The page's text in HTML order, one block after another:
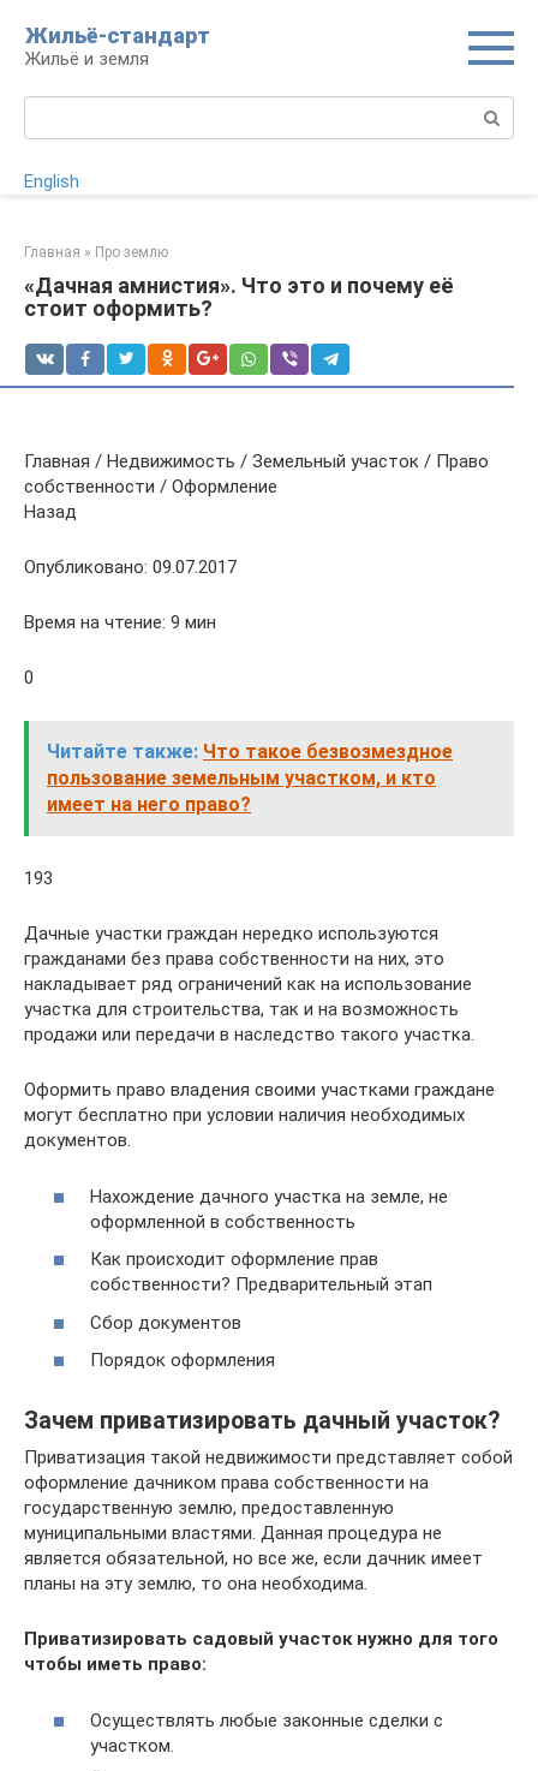
контенту
Жильё-стандарт
Жильё и земля
English
Главная » Про землю
«Дачная амнистия». Что это и почему её
стоит оформить?
Главная / Недвижимость / Земельный участок / Право
собственности / Оформление
Назад
Опубликовано: 09.07.2017
Время на чтение: 9 мин
0
Читайте также: Что такое безвозмездное
пользование земельным участком, и кто
имеет на него право?
193
Дачные участки граждан нередко используются
гражданами без права собственности на них, это
накладывает ряд ограничений как на использование
участка для строительства, так и на возможность
продажи или передачи в наследство такого участка.
Оформить право владения своими участками граждане
могут бесплатно при условии наличия необходимых
документов.
Нахождение дачного участка на земле, не
оформленной в собственность
Как происходит оформление прав
собственности? Предварительный этап
Сбор документов
Порядок оформления
Зачем приватизировать дачный участок?
Приватизация такой недвижимости представляет собой
оформление дачником права собственности на
государственную землю, предоставленную
муниципальными властями. Данная процедура не
является обязательной, но все же, если дачник имеет
планы на эту землю, то она необходима.
Приватизировать садовый участок нужно для того
чтобы иметь право:
Осуществлять любые законные сделки с
участком.